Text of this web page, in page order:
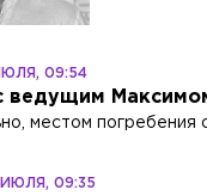
09:54
ведущим
местом погребения
ИЮЛЯ, 09:35